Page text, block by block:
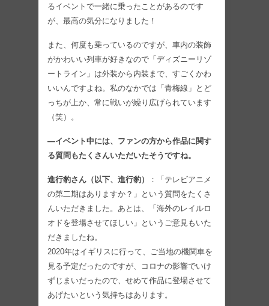
るイベントで一緒に乗ったことがあるのです
が、最高の気分になりました！
また、何度も乗っているのですが、車内の装飾
がかわいい列車が好きなので「ディズニーリゾ
ートライン」は外装から内装まで、すごくかわ
いいんですよね。私のなかでは「青梅線」とど
っちが上か、常に戦いが繰り広げられています
（笑）。
―イベント中には、ファンの方から作品に関す
る質問もたくさんいただいたそうですね。
進行豹さん（以下、進行豹）
：「テレビアニメ
の第二期はありますか？」という質問をたくさ
んいただきました。あとは、「海外のレイルロ
オドを登場させてほしい」というご意見もいた
だきましたね。
2020年はイギリスに行って、ご当地の機関車を
見る予定だったのですが、コロナの影響でいけ
ずじまいだったので、せめて作品に登場させて
あげたいという気持ちはあります。